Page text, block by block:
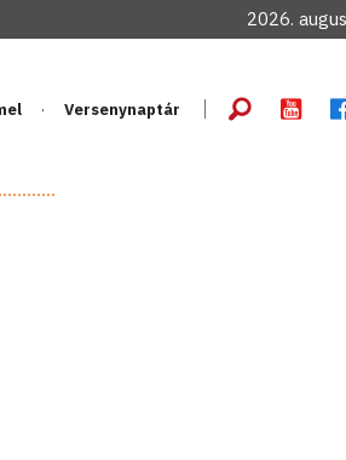
2026.
Versenynaptár